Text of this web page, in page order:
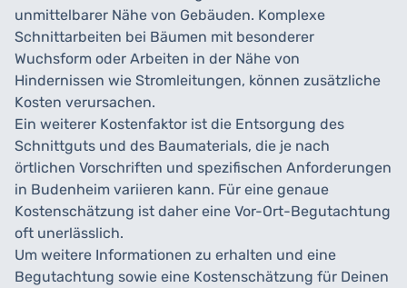
unmittelbarer Nähe von Gebäuden. Komplexe
Schnittarbeiten bei Bäumen mit besonderer
Wuchsform oder Arbeiten in der Nähe von
Hindernissen wie Stromleitungen, können zusätzliche
Kosten verursachen.
Ein weiterer Kostenfaktor ist die Entsorgung des
Schnittguts und des Baumaterials, die je nach
örtlichen Vorschriften und spezifischen Anforderungen
in Budenheim variieren kann. Für eine genaue
Kostenschätzung ist daher eine Vor-Ort-Begutachtung
oft unerlässlich.
Um weitere Informationen zu erhalten und eine
Begutachtung sowie eine Kostenschätzung für Deinen